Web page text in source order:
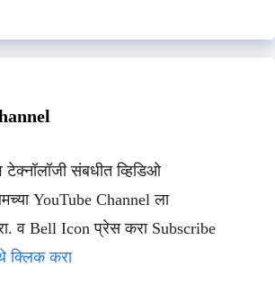
टेक्नॉलॉजी संबधीत व्हिडिओ
YouTube Channel ला
व Bell Icon प्रेस करा Subscribe
क्लिक करा